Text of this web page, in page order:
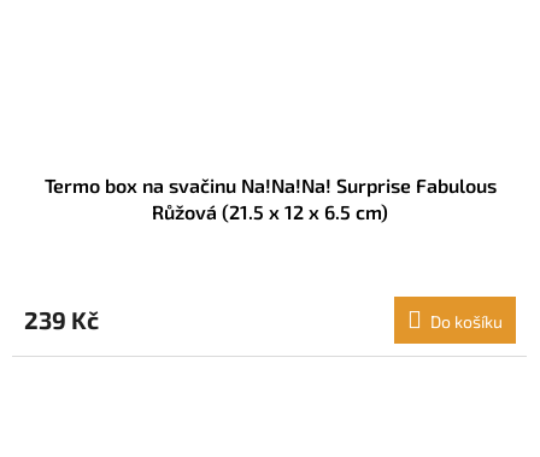
Termo box na svačinu Na!Na!Na! Surprise Fabulous
Růžová (21.5 x 12 x 6.5 cm)
239 Kč Do košíku